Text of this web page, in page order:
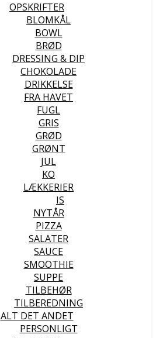
OPSKRIFTER
BLOMKÅL
BOWL
BRØD
DRESSING & DIP
CHOKOLADE
DRIKKELSE
FRA HAVET
FUGL
GRIS
GRØD
GRØNT
JUL
KO
LÆKKERIER
IS
NYTÅR
PIZZA
SALATER
SAUCE
SMOOTHIE
SUPPE
TILBEHØR
TILBEREDNING
ALT DET ANDET
PERSONLIGT